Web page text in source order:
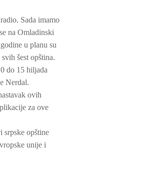
Sada imamo
na Omladinski
u planu su
šest opština.
do 15 hiljada
Nerdal.
ovih
za ove
srpske opštine
unije i